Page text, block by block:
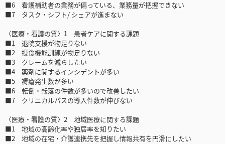
■6 看護補助者の業務が偏っている、業務量が把握できない
■7 タスク・シフト/ シェアが進まない
〈医療・看護の質〉1 患者ケアに関する課題
■1 退院支援が物足りない
■2 摂食機能訓練が物足りない
■3 クレームを減らしたい
■4 薬剤に関するインシデントが多い
■5 褥瘡発生数が多い
■6 転倒・転落の件数が多いので改善したい
■7 クリニカルパスの導入件数が伸びない
〈医療・看護の質〉2 地域医療に関する課題
■1 地域の高齢化率や独居率を知りたい
■2 地域の在宅・介護連携先を把握し情報共有を円滑にしたい